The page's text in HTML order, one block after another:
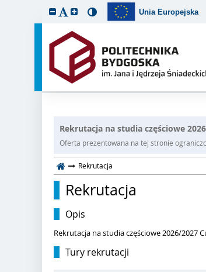
Unia Europejska
Rekrutacja na studia częściowe
Oferta prezentowana na tej stronie
Rekrutacja
Rekrutacja
Opis
Rekrutacja na studia częściowe 2026/2027
Tury rekrutacji